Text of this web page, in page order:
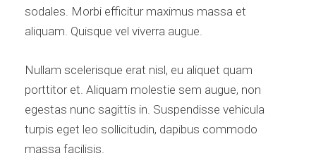
sodales. Morbi efficitur maximus massa et
aliquam. Quisque vel viverra augue.
Nullam scelerisque erat nisl, eu aliquet quam
porttitor et. Aliquam molestie sem augue, non
egestas nunc sagittis in. Suspendisse vehicula
turpis eget leo sollicitudin, dapibus commodo
massa facilisis.